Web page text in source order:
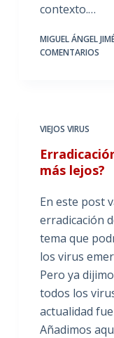
contexto.…
MIGUEL ÁNGEL
COMENTARIOS
VIEJOS VIRUS
más lejos?
En este post
erradicación
tema que
los virus
Pero ya
todos los
actualidad
Añadimos